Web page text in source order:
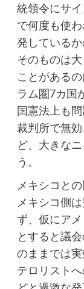
統領令にサ
で何度も使
発している
そのものは
ことがある
ラム圏7カ国
国憲法上も
裁判所で無
ど、大きな
う。
メキシコと
メキシコ側
ず、仮にア
とすると議
のままでは実
テロリスト